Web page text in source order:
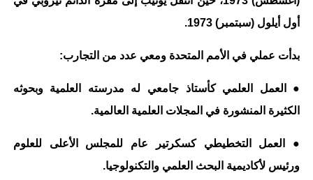
أول أيلول (سبتمبر) 1973.
بدأت عملي في الأمم المتحدة ومعي عدد من التجارب:
● العمل العلمي كأستاذ جامعي له مدرسته العلمية وبحوثه
الكثيرة المنشورة في المجلات العلمية العالمية.
● العمل التخطيطي كسكرتير عام للمجلس الأعلى للعلوم
ورئيس لأكاديمية البحث العلمي والتكنولوجيا.